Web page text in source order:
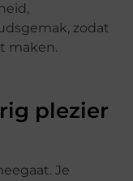
zodat
maken.
plezier
Je